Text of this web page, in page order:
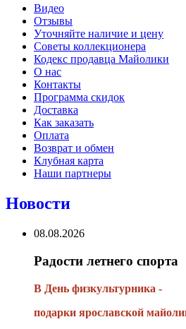
Видео
Отзывы
Уточняйте наличие и цену
Советы коллекционера
Кодекс продавца Майолики
О нас
Контакты
Программа скидок
Доставка
Как заказать
Оплата
Возврат и обмен
Клубная карта
Наши партнеры
Новости
08.08.2026
Радости летнего спорта
В День физкультурника -
подарки ярославской